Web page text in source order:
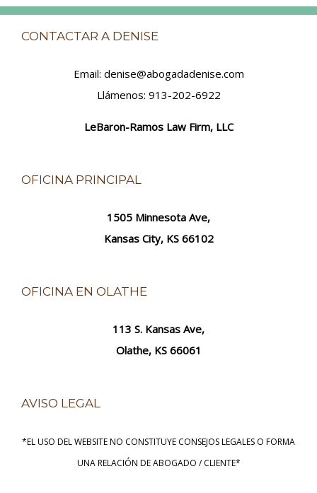
CONTACTAR A DENISE
Email: denise@abogadadenise.com
Llámenos: 913-202-6922
LeBaron-Ramos Law Firm, LLC
OFICINA PRINCIPAL
1505 Minnesota Ave,
Kansas City, KS 66102
OFICINA EN OLATHE
113 S. Kansas Ave,
Olathe, KS 66061
AVISO LEGAL
*EL USO DEL WEBSITE NO CONSTITUYE CONSEJOS LEGALES O FORMA
UNA RELACIÓN DE ABOGADO / CLIENTE*